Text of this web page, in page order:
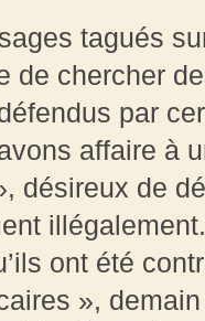
tagués
de chercher
par
affaire à
désireux de
ont été
»,